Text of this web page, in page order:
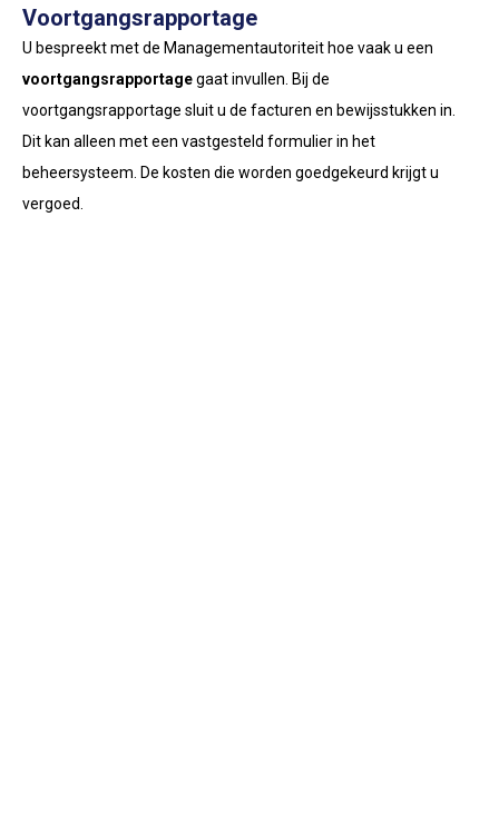
Voortgangsrapportage
U bespreekt met de Managementautoriteit hoe vaak u een
voortgangsrapportagegaat invullen. Bij de
voortgangsrapportage sluit u de facturen en bewijsstukken in.
Dit kan alleen met een vastgesteld formulier in het
beheersysteem. De kosten die worden goedgekeurd krijgt u
vergoed.